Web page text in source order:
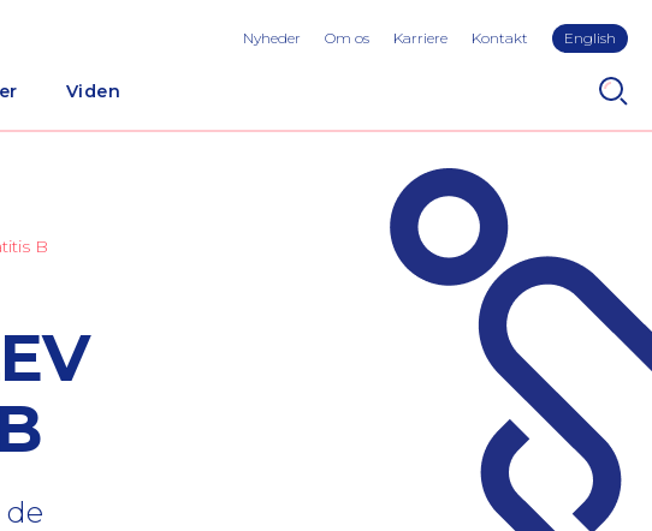
Viden
Nyheder Om os Karriere Kontakt English
B